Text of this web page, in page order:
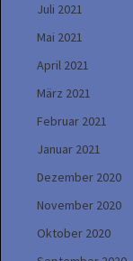
Juli 2021
Mai 2021
April 2021
März 2021
Februar 2021
Januar 2021
Dezember 2020
November 2020
Oktober 2020